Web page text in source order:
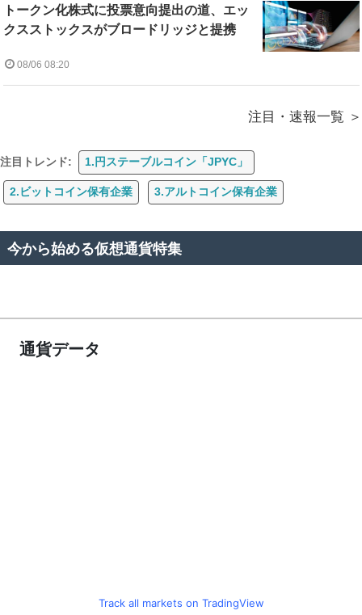
トークン化株式に投票意向提出の道、エッ
クスストックスがブロードリッジと提携
08/06 08:20
注目・速報一覧
注目トレンド: 1.円ステーブルコイン「JPYC」
2.ビットコイン保有企業 3.アルトコイン保有企業
今から始める仮想通貨特集
通貨データ
Track all markets on TradingView